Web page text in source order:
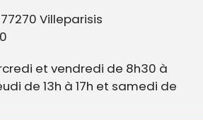
Villeparisis
et vendredi de 8h30 à
de 13h à 17h et samedi de